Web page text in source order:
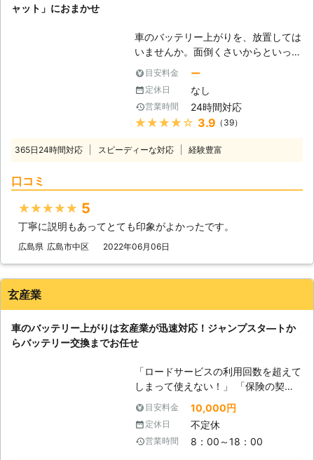
ャット」におまかせ
車のバッテリー上がりを、放置しては
いませんか。面倒くさいからといって
バッテリー上がりを放置してしまう
と、タンク内のガソリンが固まって詰
まりを引き起こす恐れがあります。そ
のため、車のバッテリー上がりはすぐ
にでも解消する必要があるのです。
きは、「株式会社クイックキャット」
てしまったからです。車のエンジンは
バッテリー内の電気を利用して動きだ
って動かなくなってしまいます。
●24時間365日で対応可能！突然の事
できます 車のバッテリーが上がって
しまったことに気づくのは、車を運転
しようとしたけれどうんともすんとも
動かないときです。実際に運転をしよ
うとしたその瞬間に気が付くので、時
間的に余裕がないことも多いでしょ
目安料金 ー
定休日 なし
営業時間 24時間対応
★★★★★ 3.9 （39）
365日24時間対応 スピーディーな対応 経験豊富
口コミ
★★★★★ 5
丁寧に説明もあってとても印象がよかったです。
広島県 広島市中区 2022年06月06日
玄産業
車のバッテリー上がりは玄産業が迅速対応！ジャンプスタ―トか
らバッテリー交換までお任せ
「ロードサービスの利用回数を超えて
しまって使えない！」 「保険の契約
業者だと時間がかかると言われてしま
った」 このようなときは玄産業にご
連絡ください！車のバッテリーが上が
ってエンジンがかからない時、エンジ
目安料金 10,000円
定休日 不定休
営業時間 8：00～18：00